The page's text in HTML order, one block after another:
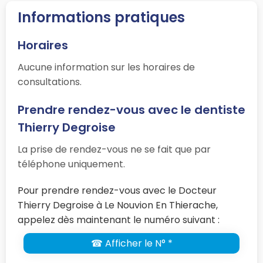
Informations pratiques
Horaires
Aucune information sur les horaires de
consultations.
Prendre rendez-vous avec le dentiste
Thierry Degroise
La prise de rendez-vous ne se fait que par
téléphone uniquement.
Pour prendre rendez-vous avec le Docteur
Thierry Degroise à Le Nouvion En Thierache,
appelez dès maintenant le numéro suivant :
☎ Afficher le N° *